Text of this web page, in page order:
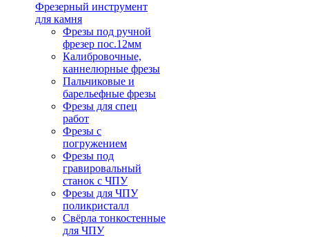
Фрезерный инструмент
для камня
Фрезы под ручной
фрезер пос.12мм
Калибровочные,
каннелюрные фрезы
Пальчиковые и
барельефные фрезы
Фрезы для спец
работ
Фрезы с
погружением
Фрезы под
гравировальный
станок с ЧПУ
Фрезы для ЧПУ
поликристалл
Свёрла тонкостенные
для ЧПУ